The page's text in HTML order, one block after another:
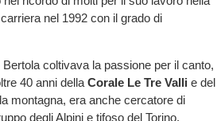
nel 1992 con il grado di
coltivava la passione per il canto,
40 anni della Corale Le Tre Valli e del
montagna, era anche cercatore di
degli Alpini e tifoso del Torino.